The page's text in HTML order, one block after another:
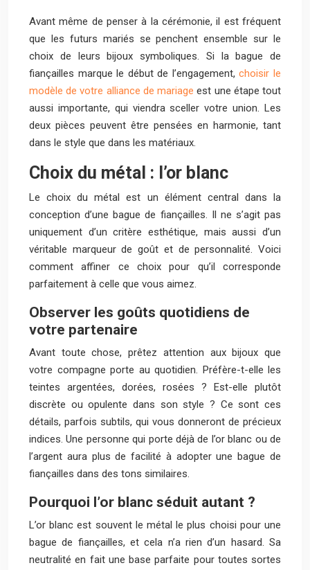
Avant même de penser à la cérémonie, il est fréquent
que les futurs mariés se penchent ensemble sur le
choix de leurs bijoux symboliques. Si la bague de
fiançailles marque le début de l’engagement,choisir le
modèle de votre alliance de mariage est une étape tout
aussi importante, qui viendra sceller votre union. Les
deux pièces peuvent être pensées en harmonie, tant
dans le style que dans les matériaux.
Choix du métal : l’or blanc
Le choix du métal est un élément central dans la
conception d’une bague de fiançailles. Il ne s’agit pas
uniquement d’un critère esthétique, mais aussi d’un
véritable marqueur de goût et de personnalité. Voici
comment affiner ce choix pour qu’il corresponde
parfaitement à celle que vous aimez.
Observer les goûts quotidiens de
votre partenaire
Avant toute chose, prêtez attention aux bijoux que
votre compagne porte au quotidien. Préfère-t-elle les
teintes argentées, dorées, rosées ? Est-elle plutôt
discrète ou opulente dans son style ? Ce sont ces
détails, parfois subtils, qui vous donneront de précieux
indices. Une personne qui porte déjà de l’or blanc ou de
l’argent aura plus de facilité à adopter une bague de
fiançailles dans des tons similaires.
Pourquoi l’or blanc séduit autant ?
L’or blanc est souvent le métal le plus choisi pour une
bague de fiançailles, et cela n’a rien d’un hasard. Sa
neutralité en fait une base parfaite pour toutes sortes